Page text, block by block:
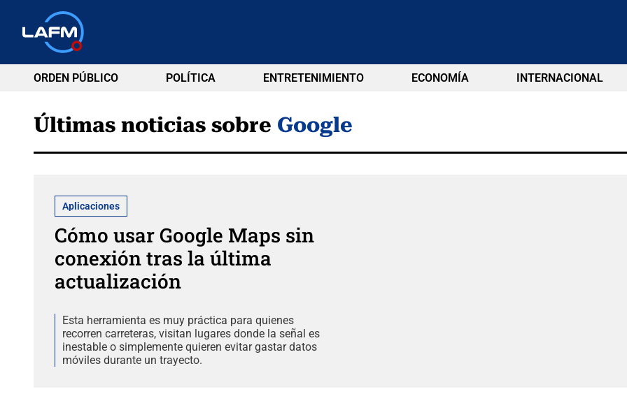
ORDEN PÚBLICO POLÍTICA ENTRETENIMIENTO ECONOMÍA INTERNACIONAL
Últimas noticias sobre Google
Aplicaciones
Cómo usar Google Maps sin
conexión tras la última
actualización
Esta herramienta es muy práctica para quienes
recorren carreteras, visitan lugares donde la señal es
inestable o simplemente quieren evitar gastar datos
móviles durante un trayecto.